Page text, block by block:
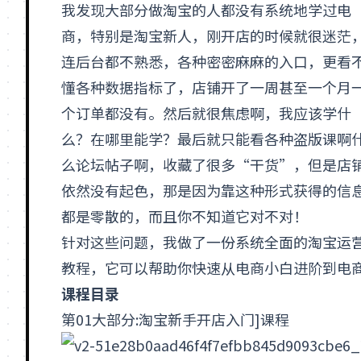
我发现大部分做淘宝的人都没有系统地学过电
商，特别是淘宝新人，刚开店的时候就很迷茫，
连后台都不熟悉，各种密密麻麻的入口，更看
懂各种数据指标了， 店铺开了一周甚至一个月
个订单都没有。然后就很焦虑啊，我应该学什
么？在哪里能学？最后就只能看各种盗版课啊
么论坛帖子啊，收藏了很多“干货”，但是店
依然没有起色，那是因为靠这种形式获得的信
都是零散的，而且你不知道它对不对！
针对这些问题，我做了一份系统全面的淘宝运
教程，它可以帮助你快速从电商小白进阶到电
课程目录
第01大部分:淘宝新手开店入门]课程